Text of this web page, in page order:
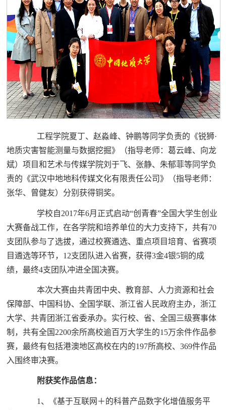
工程学院夏丁、赵淼峰、钟鹏等同学负责的《锐狮·
地质灾害智能测量与数据挖掘》（指导老师：葛云峰、向龙
斌）项目和艺术与传媒学院刘于飞、张静、朱郁菲等同学负
责的《武汉中地地科传媒文化有限责任公司》（指导老师：
张华、曾健友）分别获得铜奖。
学校自2017年6月正式启动“创青春”全国大学生创业
大赛备战工作，在各学院和培养单位的大力支持下，共有70
支团队参与了选拔，通过校赛遴选、重点项目培育、省赛项
目遴选等环节，12支团队进入省赛，获得3金4银5铜的成
绩，最终4支团队冲进全国决赛。
本次大赛由共青团中央、教育部、人力资源和社会
保障部、中国科协、全国学联、浙江省人民政府主办，浙江
大学、共青团浙江省委承办。实行校、省、全国三级赛事体
制，共有全国2200余所高校逾百万大学生的15万余件作品参
赛，最终有包括港澳地区高校在内的197所高校、369件作品
入围终审决赛。
附获奖作品信息：
1、《基于互联网＋的科普产品数字化增值服务平